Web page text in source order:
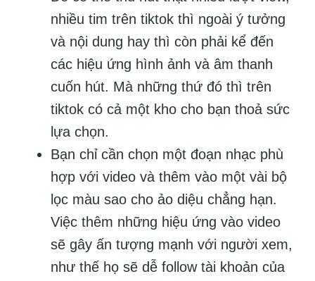
nhiều tim trên tiktok thì ngoài ý tưởng
và nội dung hay thì còn phải kể đến
các hiệu ứng hình ảnh và âm thanh
cuốn hút. Mà những thứ đó thì trên
tiktok có cả một kho cho bạn thoả sức
lựa chọn.
Bạn chỉ cần chọn một đoạn nhạc phù
hợp với video và thêm vào một vài bộ
lọc màu sao cho ảo diệu chẳng hạn.
Việc thêm những hiệu ứng vào video
sẽ gây ấn tượng mạnh với người xem,
như thế họ sẽ dễ follow tài khoản của